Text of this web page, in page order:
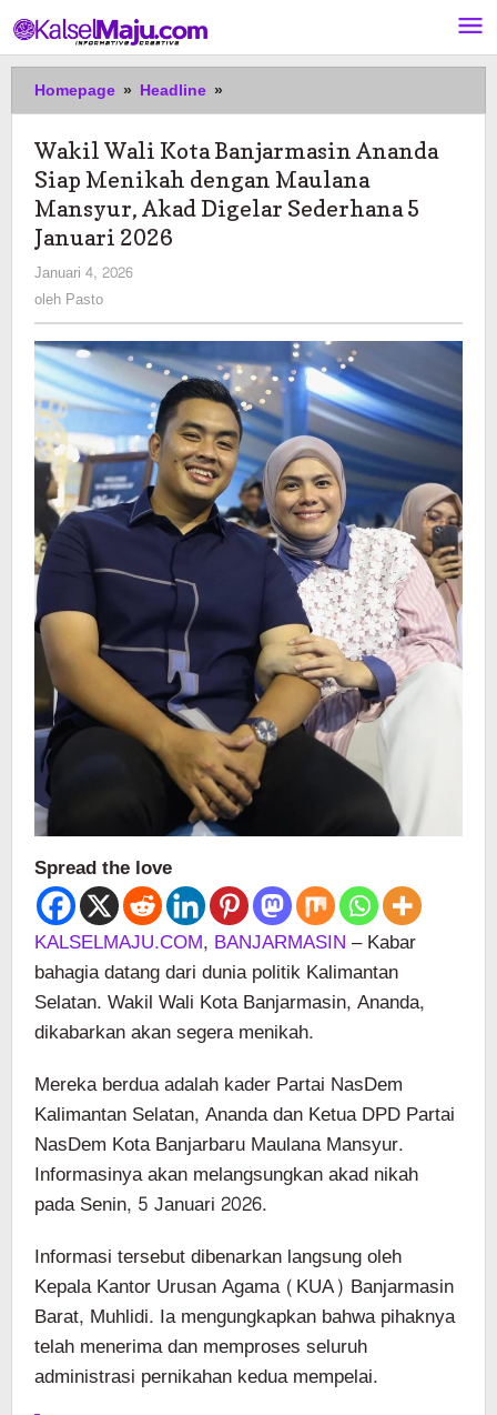
ke
konten
Homepage » Headline »
Wali
Kota
Banjarmasin
Ananda
Siap
Menikah
Akad
Digelar
Sederhana
5
Januari
2026
Wakil Wali Kota Banjarmasin Ananda
Siap Menikah dengan Maulana
Mansyur, Akad Digelar Sederhana 5
Januari 2026
Januari 4, 2026
oleh Pasto
Spread the love
KALSELMAJU.COM, BANJARMASIN– Kabar
bahagia datang dari dunia politik Kalimantan
Selatan. Wakil Wali Kota Banjarmasin, Ananda,
dikabarkan akan segera menikah.
Mereka berdua adalah kader Partai NasDem
Kalimantan Selatan, Ananda dan Ketua DPD Partai
NasDem Kota Banjarbaru Maulana Mansyur.
Informasinya akan melangsungkan akad nikah
pada Senin, 5 Januari 2026.
Informasi tersebut dibenarkan langsung oleh
Kepala Kantor Urusan Agama (KUA) Banjarmasin
Barat, Muhlidi. Ia mengungkapkan bahwa pihaknya
telah menerima dan memproses seluruh
administrasi pernikahan kedua mempelai.